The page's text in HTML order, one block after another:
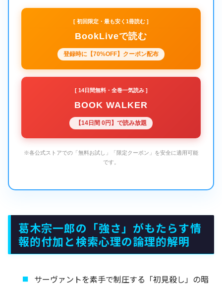
[ 初回限定・最も安く1冊読む ]
BookLiveで読む
登録時に【70%OFF】クーポン配布
[ 14日間無料・全巻一気読み ]
BOOK WALKER
【14日間 0円】で読み放題
※各公式ストアでの「無料お試し」「限定クーポン」を安全に適用可能
です。
葛木宗一郎の「強さ」がもたらす情
報的付加と検索心理の論理的解明
サーヴァントを素手で制圧する「初見殺し」の暗